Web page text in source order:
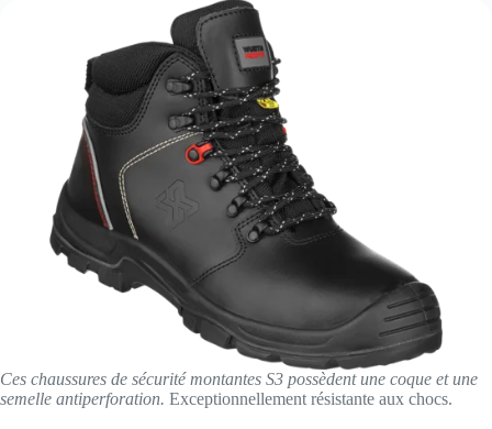
Ces chaussures de sécurité montantes S3 possèdent une coque et une
semelle antiperforation. Exceptionnellement résistante aux chocs.